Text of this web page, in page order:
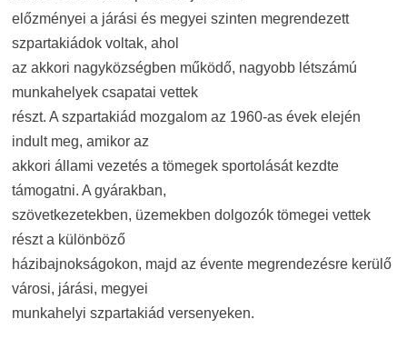
előzményei a járási és megyei szinten megrendezett
szpartakiádok voltak, ahol
az akkori nagyközségben működő, nagyobb létszámú
munkahelyek csapatai vettek
részt. A szpartakiád mozgalom az 1960-as évek elején
indult meg, amikor az
akkori állami vezetés a tömegek sportolását kezdte
támogatni. A gyárakban,
szövetkezetekben, üzemekben dolgozók tömegei vettek
részt a különböző
házibajnokságokon, majd az évente megrendezésre kerülő
városi, járási, megyei
munkahelyi szpartakiád versenyeken.